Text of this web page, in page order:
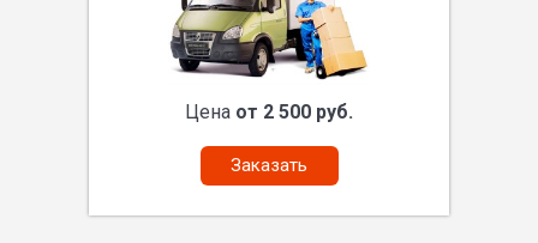
Цена от 2 500 руб.
Заказать